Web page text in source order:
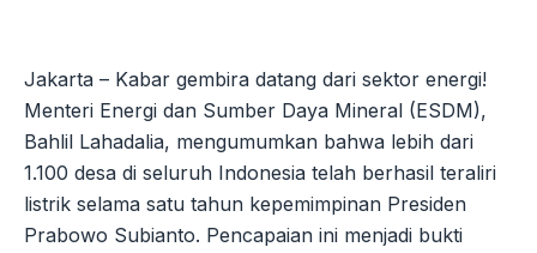
Jakarta – Kabar gembira datang dari sektor energi!
Menteri Energi dan Sumber Daya Mineral (ESDM),
Bahlil Lahadalia, mengumumkan bahwa lebih dari
1.100 desa di seluruh Indonesia telah berhasil teraliri
listrik selama satu tahun kepemimpinan Presiden
Prabowo Subianto. Pencapaian ini menjadi bukti